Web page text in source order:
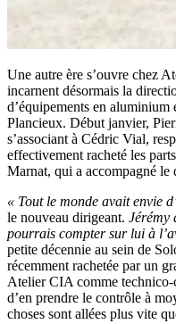
Une autre ère s’ouvre chez
incarnent désormais la
d’équipements en
Plancieux. Début janvier,
s’associant à Cédric Vial,
effectivement racheté les
Marnat, qui a accompagné le
« Tout le monde avait envie
le nouveau dirigeant. Jérémy
pourrais compter sur lui à
petite décennie au sein de
récemment rachetée par un
Atelier CIA comme
d’en prendre le contrôle à
choses sont allées plus vite